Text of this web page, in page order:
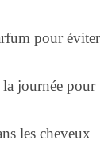
pour éviter
journée pour
les cheveux